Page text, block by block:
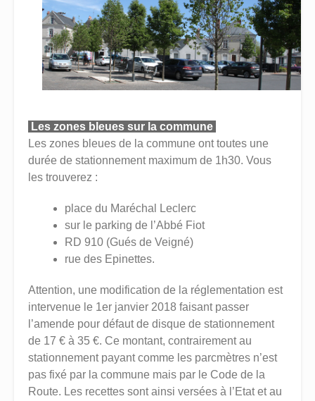
Les zones bleues sur la commune
Les zones bleues de la commune ont toutes une
durée de stationnement maximum de 1h30. Vous
les trouverez :
place du Maréchal Leclerc
sur le parking de l’Abbé Fiot
RD 910 (Gués de Veigné)
rue des Epinettes.
Attention, une modification de la réglementation est
intervenue le 1er janvier 2018 faisant passer
l’amende pour défaut de disque de stationnement
de 17 € à 35 €. Ce montant, contrairement au
stationnement payant comme les parcmètres n’est
pas fixé par la commune mais par le Code de la
Route. Les recettes sont ainsi versées à l’Etat et au